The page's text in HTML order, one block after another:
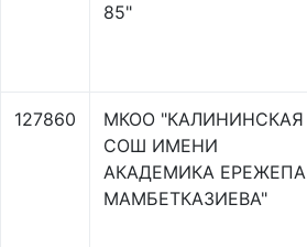
85"
127860
МКОО "КАЛИНИНСКАЯ
СОШ ИМЕНИ
АКАДЕМИКА ЕРЕЖЕПА
МАМБЕТКАЗИЕВА"